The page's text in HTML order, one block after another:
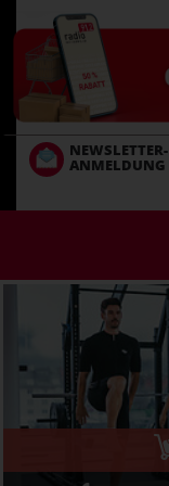
zum
Inhalt
NEWSLETTER-
ANMELDUNG